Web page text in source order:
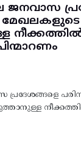
ജനവാസ
നീക്കത്തില്‍
പ്രദേശങ്ങളെ